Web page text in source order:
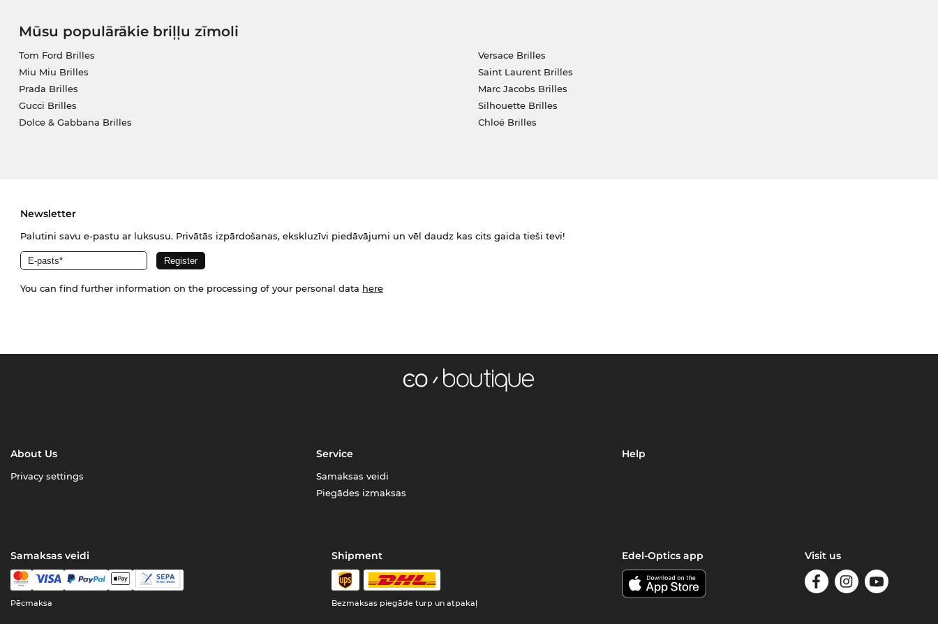
Mūsu populārākie briļļu zīmoli
Tom Ford Brilles
Miu Miu Brilles
Prada Brilles
Gucci Brilles
Dolce & Gabbana Brilles
Versace Brilles
Saint Laurent Brilles
Marc Jacobs Brilles
Silhouette Brilles
Chloé Brilles
Newsletter
Palutini savu e-pastu ar luksusu. Privātās izpārdošanas, ekskluzīvi piedāvājumi un vēl daudz kas cits gaida tieši tevi!
You can find further information on the processing of your personal data here
About Us
Privacy settings
Service
Samaksas veidi
Piegādes izmaksas
Help
Samaksas veidi
Pēcmaksa
Shipment
Bezmaksas piegāde turp un atpakaļ
Edel-Optics app Visit us